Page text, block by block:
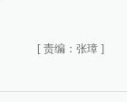
[ 责编：张璋 ]